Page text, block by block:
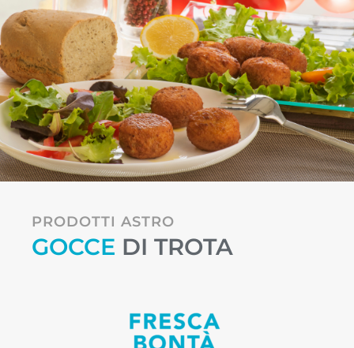
PRODOTTI ASTRO
GOCCE DI TROTA
Linea cuoci e gusta